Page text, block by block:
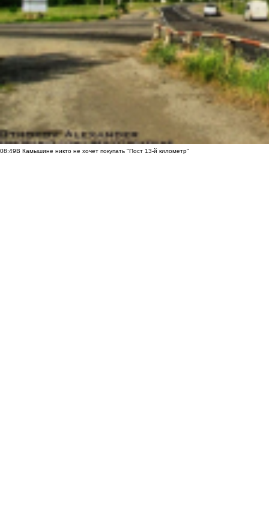
08:49В Камышине никто не хочет покупать "Пост 13-й километр"